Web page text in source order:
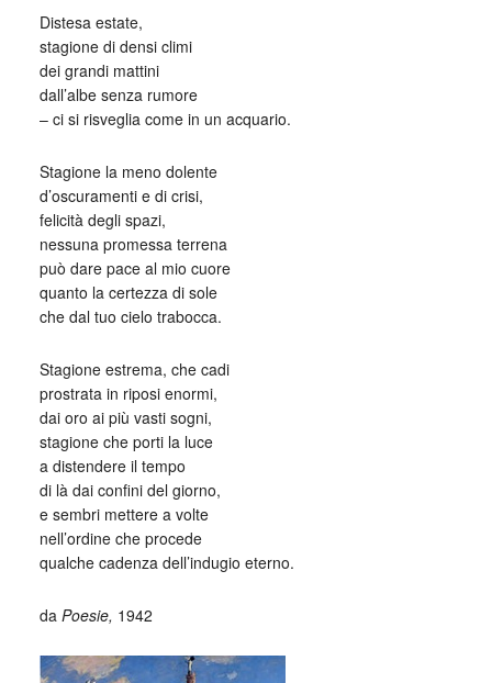
Distesa estate,
stagione di densi climi
dei grandi mattini
dall’albe senza rumore
– ci si risveglia come in un acquario.
Stagione la meno dolente
d’oscuramenti e di crisi,
felicità degli spazi,
nessuna promessa terrena
può dare pace al mio cuore
quanto la certezza di sole
che dal tuo cielo trabocca.
Stagione estrema, che cadi
prostrata in riposi enormi,
dai oro ai più vasti sogni,
stagione che porti la luce
a distendere il tempo
di là dai confini del giorno,
e sembri mettere a volte
nell’ordine che procede
qualche cadenza dell’indugio eterno.
da Poesie, 1942